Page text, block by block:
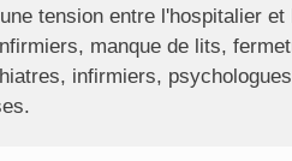
tension entre l'hospitalier
manque de lits,
infirmiers,